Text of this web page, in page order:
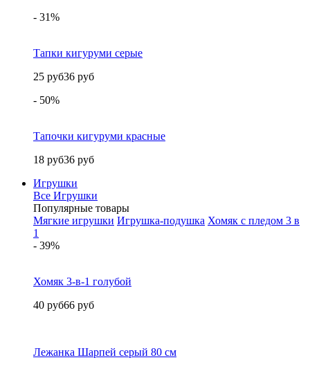
- 31%
Тапки кигуруми серые
25 руб36 руб
- 50%
Тапочки кигуруми красные
18 руб36 руб
Игрушки
Все Игрушки
Популярные товары
Мягкие игрушки Игрушка-подушка Хомяк с пледом 3 в
1
- 39%
Хомяк 3-в-1 голубой
40 руб66 руб
Лежанка Шарпей серый 80 см